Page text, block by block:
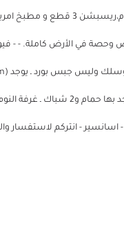
للبيع شقة 135 (2غرفة نوم
طبيعي" ـ غرفة النوم
- انتركم لاستفسار والتواصل